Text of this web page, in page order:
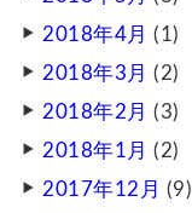
2018年4月 (1)
2018年3月 (2)
2018年2月 (3)
2018年1月 (2)
2017年12月 (9)